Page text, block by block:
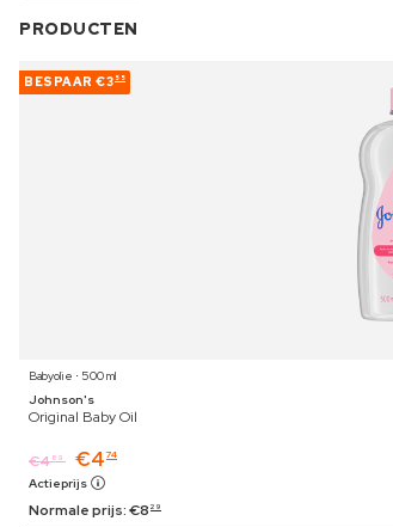
PRODUCTEN
BESPAAR €3 55
Babyolie ⋅ 500 ml
Johnson's
Original Baby Oil
€4 89 €4 74
Actieprijs
Normale prijs:€8 29